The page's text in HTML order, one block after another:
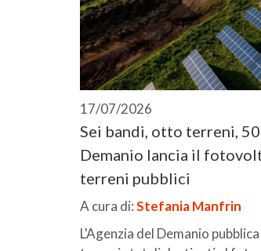
17/07/2026
Sei bandi, otto terreni,
Demanio lancia il
terreni pubblici
A cura di:Stefania Manfrin
L'Agenzia del Demanio